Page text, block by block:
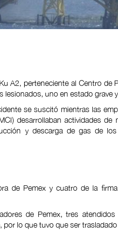
A2, perteneciente al Centro de
lesionados, uno en estado grave
se suscitó mientras las
desarrollaban actividades de
y descarga de gas de
de Pemex y cuatro de la
de Pemex, tres
lo que tuvo que ser